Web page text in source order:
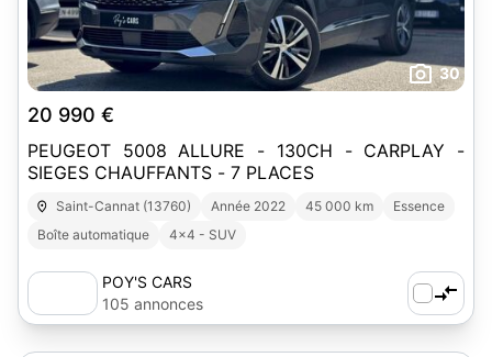
30
20 990 €
PEUGEOT 5008 ALLURE - 130CH - CARPLAY -
SIEGES CHAUFFANTS - 7 PLACES
Saint-Cannat (13760) Année 2022 45 000 km
Essence
Boîte automatique
4x4 - SUV
POY'S CARS
105 annonces